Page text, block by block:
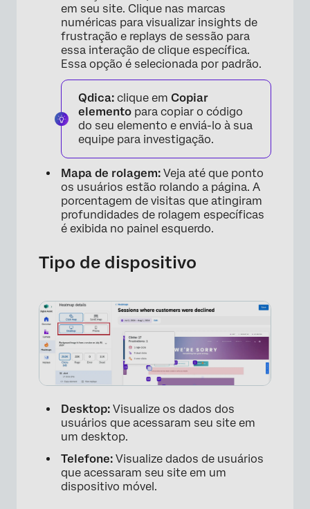
em seu site. Clique nas marcas
numéricas para visualizar insights de
frustração e replays de sessão para
essa interação de clique específica.
Essa opção é selecionada por padrão.
Qdica: clique em Copiar
elemento para copiar o código
do seu elemento e enviá-lo à sua
equipe para investigação.
Mapa de rolagem: Veja até que ponto
os usuários estão rolando a página. A
porcentagem de visitas que atingiram
profundidades de rolagem específicas
é exibida no painel esquerdo.
Tipo de dispositivo
Desktop: Visualize os dados dos
usuários que acessaram seu site em
um desktop.
Telefone: Visualize dados de usuários
que acessaram seu site em um
dispositivo móvel.